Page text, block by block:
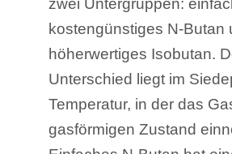
kostengünstiges N-Butan
höherwertiges Isobutan.
Unterschied liegt im
Temperatur, in der das
gasförmigen Zustand